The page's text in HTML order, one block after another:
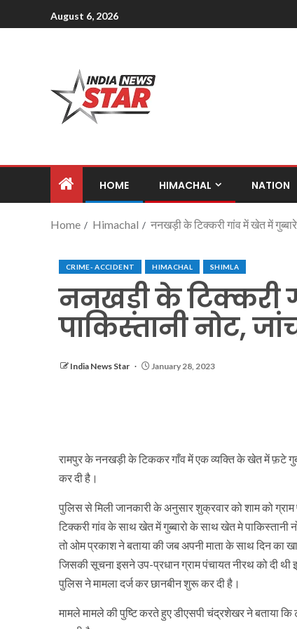
August 6, 2026
HOME HIMACHAL NATION
Home Himachal ननखड़ी के टिक्करी गांव में खेत में
CRIME- ACCIDENT HIMACHAL SHIMLA
ननखड़ी के टिक्करी
पाकिस्तानी नोट,
India News Star January 28, 2023
रामपुर के ननखड़ी के टिककर गाँव में एक व्यक्ति के खेत में फ़टे
कर दी है।
पुलिस से मिली जानकारी के अनुसार शुक्रवार को शाम को
टिक्करी गांव के साथ खेत में गुब्बारो के साथ खेत मे पाकिस्तानी
तो ओम प्रकाश ने बताया की जब अपनी माता के साथ दिन का
जिसकी सूचना इसने उप-प्रधान ग्राम पंचायत नीरथ को दी
पुलिस ने मामला दर्ज कर छानबीन शुरू कर दी है।
मामले मामले की पुष्टि करते हुए डीएसपी चंद्रशेखर ने बताया